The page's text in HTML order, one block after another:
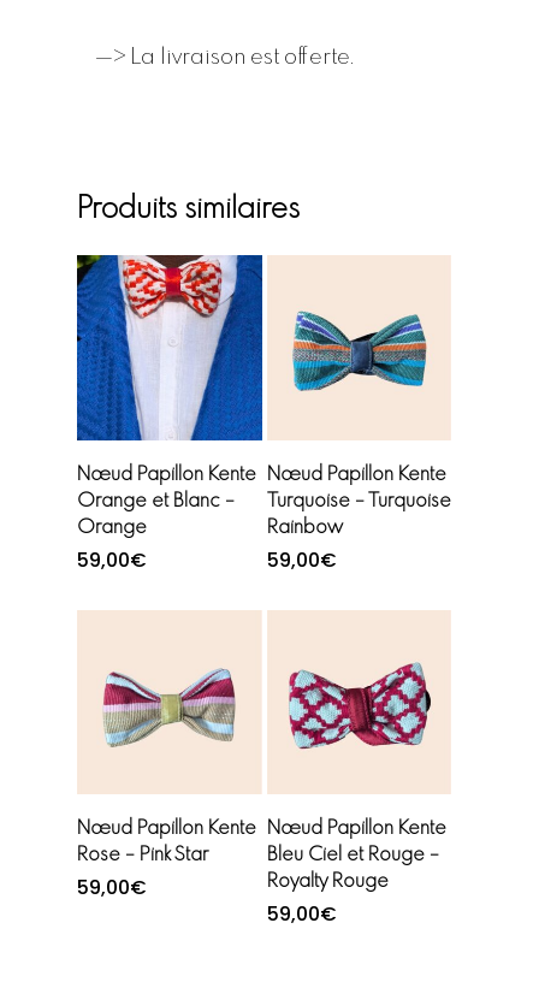
—> La livraison est offerte.
Produits similaires
Ajouter au
panier
Nœud Papillon Kente
Orange et Blanc –
Orange
59,00€
Ajouter au
panier
Nœud Papillon Kente
Turquoise – Turquoise
Rainbow
59,00€
Ajouter au
panier
Nœud Papillon Kente
Rose – Pink Star
59,00€
Ajouter au
panier
Nœud Papillon Kente
Bleu Ciel et Rouge –
Royalty Rouge
59,00€